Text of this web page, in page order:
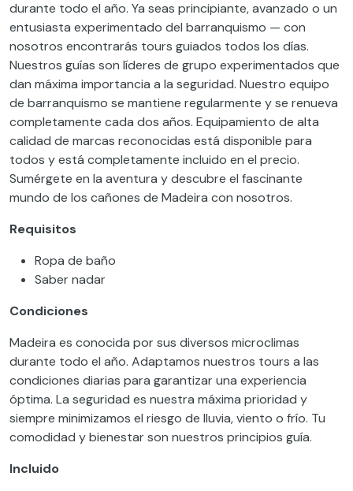
durante todo el año. Ya seas principiante, avanzado o un
entusiasta experimentado del barranquismo — con
nosotros encontrarás tours guiados todos los días.
Nuestros guías son líderes de grupo experimentados que
dan máxima importancia a la seguridad. Nuestro equipo
de barranquismo se mantiene regularmente y se renueva
completamente cada dos años. Equipamiento de alta
calidad de marcas reconocidas está disponible para
todos y está completamente incluido en el precio.
Sumérgete en la aventura y descubre el fascinante
mundo de los cañones de Madeira con nosotros.
Requisitos
Ropa de baño
Saber nadar
Condiciones
Madeira es conocida por sus diversos microclimas
durante todo el año. Adaptamos nuestros tours a las
condiciones diarias para garantizar una experiencia
óptima. La seguridad es nuestra máxima prioridad y
siempre minimizamos el riesgo de lluvia, viento o frío. Tu
comodidad y bienestar son nuestros principios guía.
Incluido